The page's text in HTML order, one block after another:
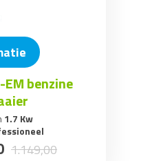
EM benzine
1.7 Kw
1.149,00